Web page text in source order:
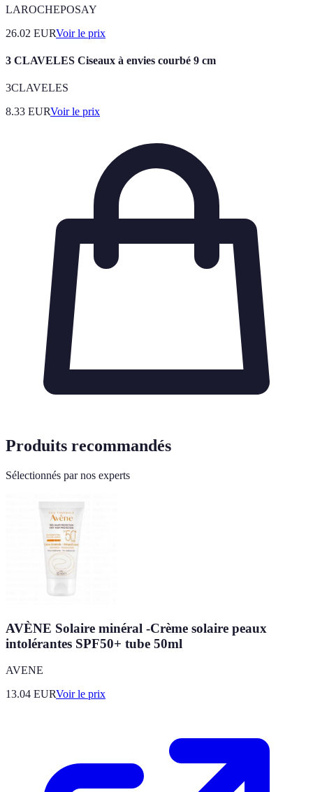
LAROCHEPOSAY
26.02 EURVoir le prix
3 CLAVELES Ciseaux à envies courbé 9 cm
3CLAVELES
8.33 EURVoir le prix
Produits recommandés
Sélectionnés par nos experts
AVÈNE Solaire minéral -Crème solaire peaux
intolérantes SPF50+ tube 50ml
AVENE
13.04 EURVoir le prix